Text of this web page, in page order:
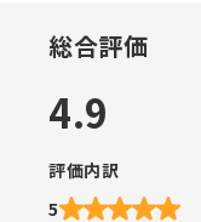
総合評価
4.9
評価内訳
5